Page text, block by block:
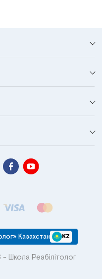
Казахстан KZ
Школа Реабілітолог